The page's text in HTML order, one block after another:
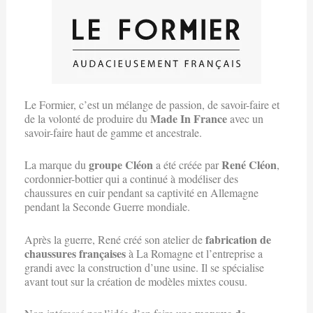
Le Formier, c’est un mélange de passion, de savoir-faire et
de la volonté de produire duMade In Franceavec un
savoir-faire haut de gamme et ancestrale.
La marque dugroupe Cléona été créée parRené Cléon,
cordonnier-bottier qui a continué à modéliser des
chaussures en cuir pendant sa captivité en Allemagne
pendant la Seconde Guerre mondiale.
Après la guerre, René créé son atelier defabrication de
chaussures françaisesà La Romagne et l’entreprise a
grandi avec la construction d’une usine. Il se spécialise
avant tout sur la création de modèles mixtes cousu.